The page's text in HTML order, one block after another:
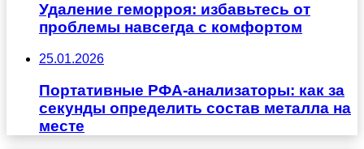
Удаление геморроя: избавьтесь от
проблемы навсегда с комфортом
25.01.2026
Портативные РФА-анализаторы: как за
секунды определить состав металла на
месте